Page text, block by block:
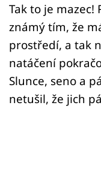
Tak to je mazec!
známý tím, že
prostředí, a tak
natáčení
Slunce, seno a
netušil, že jich